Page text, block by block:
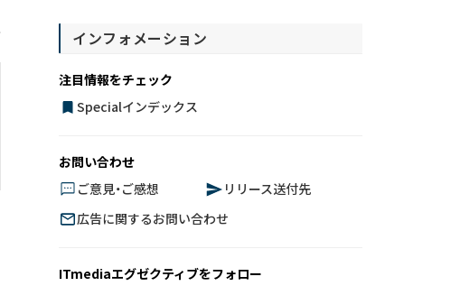
インフォメーション
注目情報をチェック
Specialインデックス
お問い合わせ
ご意見・ご感想
リリース送付先
広告に関するお問い合わせ
ITmediaエグゼクティブをフォロー